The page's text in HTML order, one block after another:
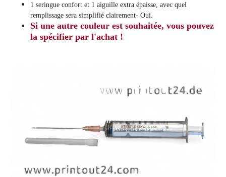
1 seringue confort et 1 aiguille extra épaisse, avec quel
remplissage sera simplifié clairement- Oui.
Si une autre couleur est souhaitée, vous pouvez
la spécifier par l'achat !